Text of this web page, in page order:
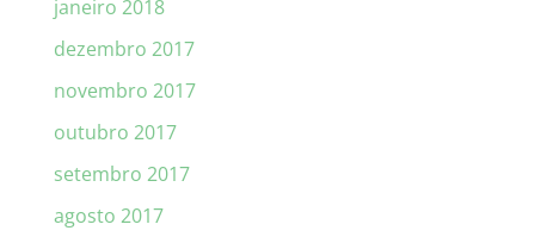
janeiro 2018
dezembro 2017
novembro 2017
outubro 2017
setembro 2017
agosto 2017